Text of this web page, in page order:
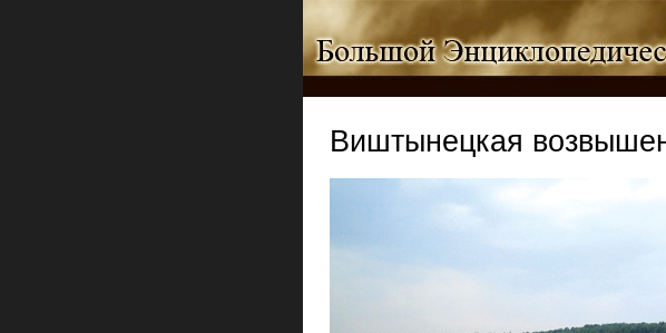
Виштынецкая